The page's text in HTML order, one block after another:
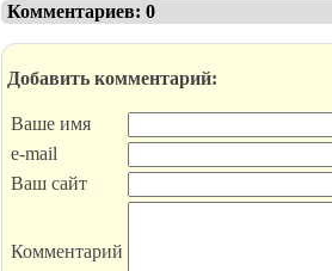
Комментариев: 0
Добавить комментарий:
Ваше имя
e-mail
Ваш сайт
Комментарий